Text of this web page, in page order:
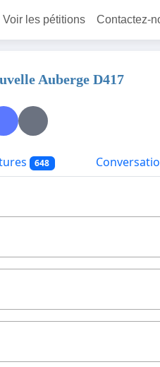
Voir les pétitions Contactez-
Auberge D417
648